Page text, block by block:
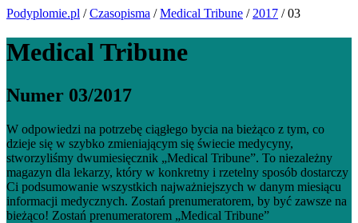
Podyplomie.pl /Czasopisma /Medical Tribune / 2017 / 03
Medical Tribune
Numer 03/2017
W odpowiedzi na potrzebę ciągłego bycia na bieżąco z tym, co
dzieje się w szybko zmieniającym się świecie medycyny,
stworzyliśmy dwumiesięcznik „Medical Tribune”. To niezależny
magazyn dla lekarzy, który w konkretny i rzetelny sposób dostarczy
Ci podsumowanie wszystkich najważniejszych w danym miesiącu
informacji medycznych. Zostań prenumeratorem, by być zawsze na
bieżąco! Zostań prenumeratorem „Medical Tribune”